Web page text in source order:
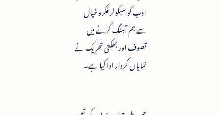
ادب کو سیکولر فکر و خیال
سے ہم آہنگ کرنے میں
تصوف اور بھکتی تحریک نے
نمایاں کردار ادا کیا ہے۔